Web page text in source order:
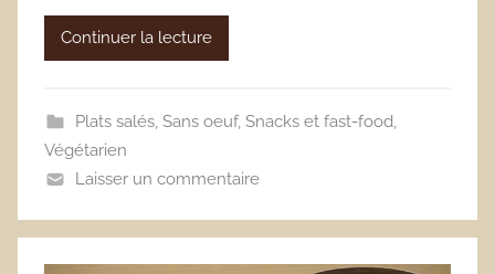
Continuer la lecture
Plats salés, Sans oeuf, Snacks et fast-food
Végétarien
Laisser un commentaire